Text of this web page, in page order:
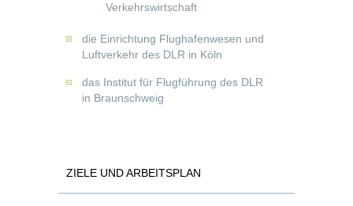
Verkehrswirtschaft
die Einrichtung Flughafenwesen und
Luftverkehr des DLR in Köln
das Institut für Flugführung des DLR
in Braunschweig
ZIELE UND ARBEITSPLAN